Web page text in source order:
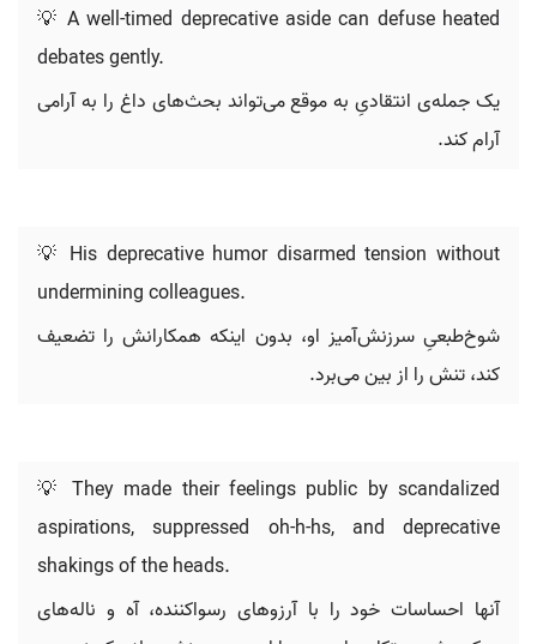
💡 A well-timed deprecative aside can defuse heated
debates gently.
یک جمله‌ی انتقادیِ به موقع می‌تواند بحث‌های داغ را به آرامی
آرام کند.
💡 His deprecative humor disarmed tension without
undermining colleagues.
شوخ‌طبعیِ سرزنش‌آمیز او، بدون اینکه همکارانش را تضعیف
کند، تنش را از بین می‌برد.
💡 They made their feelings public by scandalized
aspirations, suppressed oh-h-hs, and deprecative
shakings of the heads.
آنها احساسات خود را با آرزوهای رسواکننده، آه و ناله‌های